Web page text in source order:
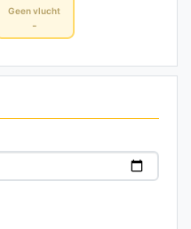
Geen vlucht
-